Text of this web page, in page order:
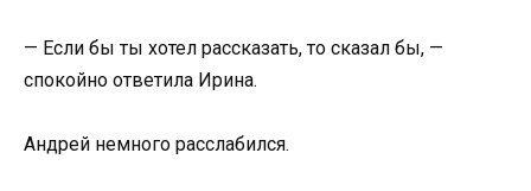
— Если бы ты хотел рассказать, то сказал бы, —
спокойно ответила Ирина.
Андрей немного расслабился.